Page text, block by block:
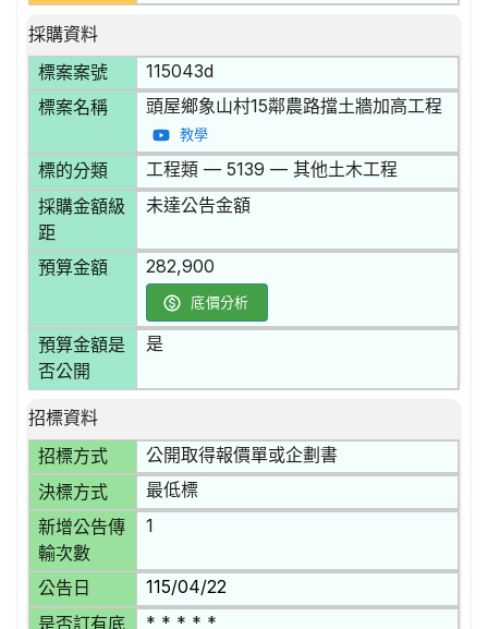
採購資料
標案案號
115043d
標案名稱 頭屋鄉象山村15鄰農路擋土牆加高工程
教學
標的分類 工程類 — 5139 — 其他土木工程
採購金額級
距
未達公告金額
預算金額 282,900
底價分析
預算金額是
否公開
是
招標資料
招標方式
公開取得報價單或企劃書
決標方式 最低標
新增公告傳
輸次數
1
公告日 115/04/22
是否訂有底
* * * * *